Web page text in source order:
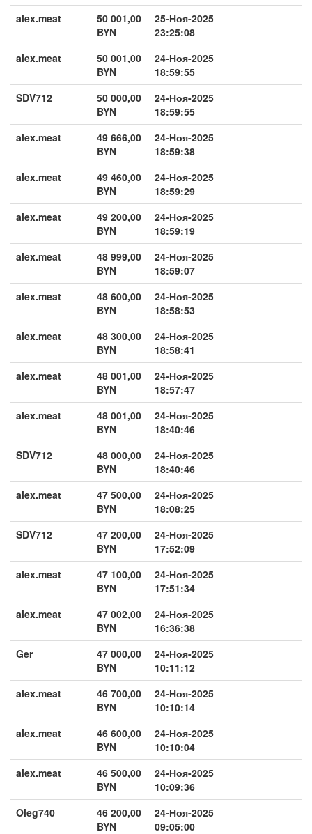
alex.meat
50 001,00
BYN
25-Ноя-2025
23:25:08
alex.meat
50 001,00
BYN
24-Ноя-2025
18:59:55
SDV712
50 000,00
BYN
24-Ноя-2025
18:59:55
alex.meat
49 666,00
BYN
24-Ноя-2025
18:59:38
alex.meat
49 460,00
BYN
24-Ноя-2025
18:59:29
alex.meat
49 200,00
BYN
24-Ноя-2025
18:59:19
alex.meat
48 999,00
BYN
24-Ноя-2025
18:59:07
alex.meat
48 600,00
BYN
24-Ноя-2025
18:58:53
alex.meat
48 300,00
BYN
24-Ноя-2025
18:58:41
alex.meat
48 001,00
BYN
24-Ноя-2025
18:57:47
alex.meat
48 001,00
BYN
24-Ноя-2025
18:40:46
SDV712
48 000,00
BYN
24-Ноя-2025
18:40:46
alex.meat
47 500,00
BYN
24-Ноя-2025
18:08:25
SDV712
47 200,00
BYN
24-Ноя-2025
17:52:09
alex.meat
47 100,00
BYN
24-Ноя-2025
17:51:34
alex.meat
47 002,00
BYN
24-Ноя-2025
16:36:38
Ger
47 000,00
BYN
24-Ноя-2025
10:11:12
alex.meat
46 700,00
BYN
24-Ноя-2025
10:10:14
alex.meat
46 600,00
BYN
24-Ноя-2025
10:10:04
alex.meat
46 500,00
BYN
24-Ноя-2025
10:09:36
Oleg740
46 200,00
BYN
24-Ноя-2025
09:05:00